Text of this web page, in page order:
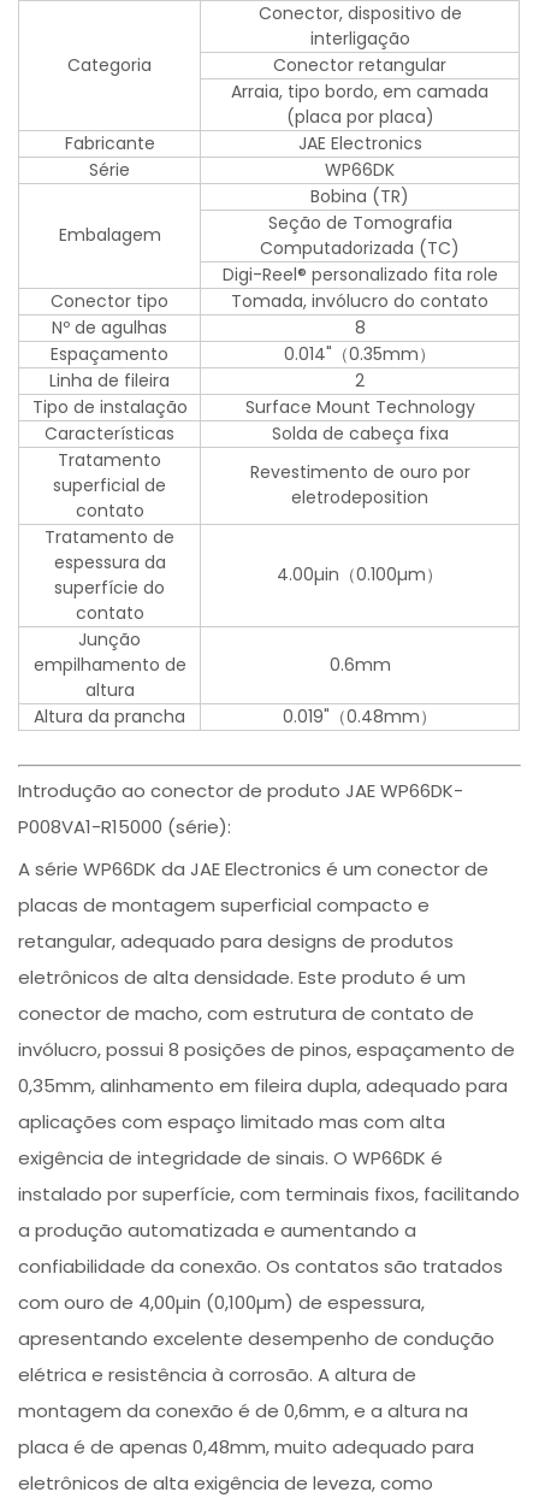
Categoria
Conector, dispositivo de
interligação
Conector retangular
Arraia, tipo bordo, em camada
(placa por placa)
Fabricante
JAE Electronics
Série
WP66DK
Embalagem
Bobina (TR)
Seção de Tomografia
Computadorizada (TC)
Digi-Reel® personalizado fita role
Conector tipo
Tomada, invólucro do contato
Nº de agulhas
8
Espaçamento
0.014"（0.35mm）
Linha de fileira
2
Tipo de instalação
Surface Mount Technology
Características
Solda de cabeça fixa
Tratamento
superficial de
contato
Revestimento de ouro por
eletrodeposition
Tratamento de
espessura da
superfície do
contato
4.00µin（0.100µm）
Junção
empilhamento de
altura
0.6mm
Altura da prancha 0.019"（0.48mm）
Introdução ao conector de produto JAE WP66DK-
P008VA1-R15000 (série):
A série WP66DK da JAE Electronics é um conector de
placas de montagem superficial compacto e
retangular, adequado para designs de produtos
eletrônicos de alta densidade. Este produto é um
conector de macho, com estrutura de contato de
invólucro, possui 8 posições de pinos, espaçamento de
0,35mm, alinhamento em fileira dupla, adequado para
aplicações com espaço limitado mas com alta
exigência de integridade de sinais. O WP66DK é
instalado por superfície, com terminais fixos, facilitando
a produção automatizada e aumentando a
confiabilidade da conexão. Os contatos são tratados
com ouro de 4,00µin (0,100µm) de espessura,
apresentando excelente desempenho de condução
elétrica e resistência à corrosão. A altura de
montagem da conexão é de 0,6mm, e a altura na
placa é de apenas 0,48mm, muito adequado para
eletrônicos de alta exigência de leveza, como